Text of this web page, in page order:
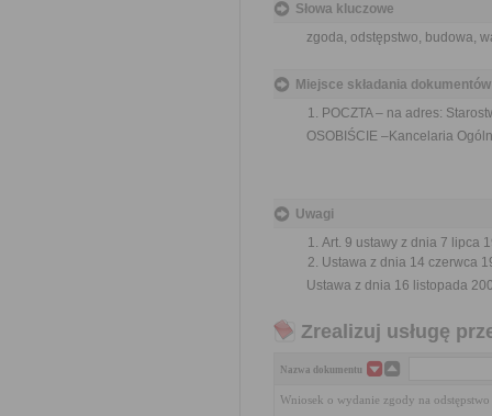
Słowa kluczowe
zgoda, odstępstwo, budowa,
Miejsce składania dokumentów
POCZTA – na adres:
OSOBIŚCIE –Kancelaria
Uwagi
Art. 9 ustawy z dnia 7 lipca
Ustawa z dnia 14 czerwca
Ustawa z dnia 16 listopada
Zrealizuj usługę
Nazwa dokumentu
Wniosek o wydanie zgody na